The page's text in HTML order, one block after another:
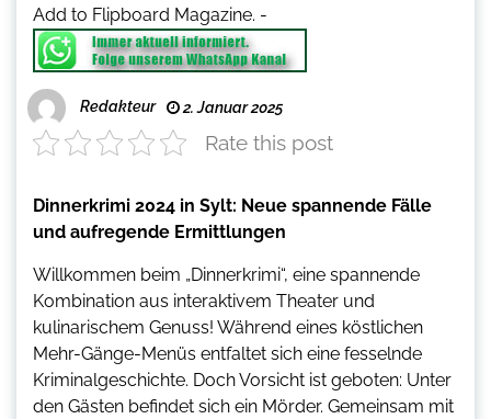
Add to Flipboard Magazine. -
Redakteur 2. Januar 2025
Rate this post
Dinnerkrimi 2024 in Sylt: Neue spannende Fälle
und aufregende Ermittlungen
Willkommen beim „Dinnerkrimi“, eine spannende
Kombination aus interaktivem Theater und
kulinarischem Genuss! Während eines köstlichen
Mehr-Gänge-Menüs entfaltet sich eine fesselnde
Kriminalgeschichte. Doch Vorsicht ist geboten: Unter
den Gästen befindet sich ein Mörder. Gemeinsam mit